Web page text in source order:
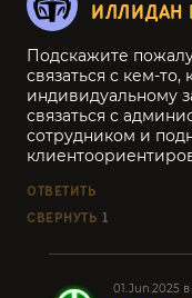
ИЛЛИДАН
Подскажите
связаться с кем-то,
индивидуальному
связаться с
сотрудником и
ОТВЕТИТЬ
СВЕРНУТЬ 1
01.Jun.2025 в